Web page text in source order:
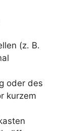
(z. B.
oder des
kurzem